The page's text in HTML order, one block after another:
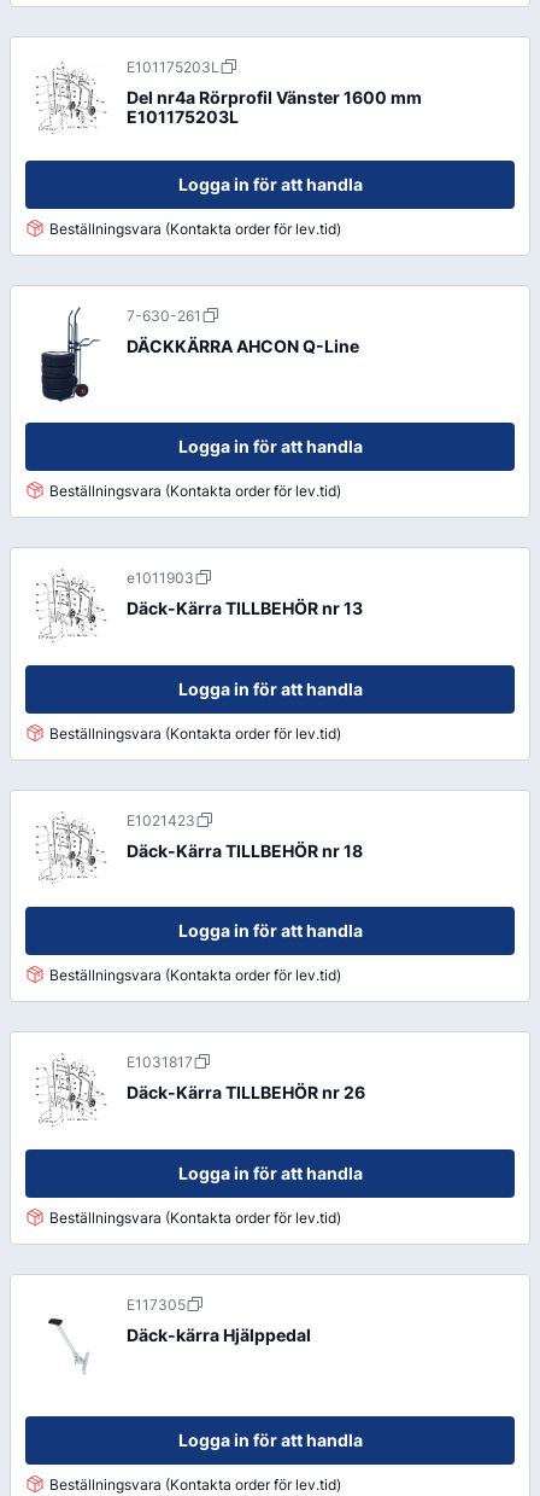
E101175203L
Del nr4a Rörprofil Vänster 1600 mm
E101175203L
Logga in för att handla
Beställningsvara (Kontakta order för lev.tid)
7-630-261
DÄCKKÄRRA AHCON Q-Line
Logga in för att handla
Beställningsvara (Kontakta order för lev.tid)
e1011903
Däck-Kärra TILLBEHÖR nr 13
Logga in för att handla
Beställningsvara (Kontakta order för lev.tid)
E1021423
Däck-Kärra TILLBEHÖR nr 18
Logga in för att handla
Beställningsvara (Kontakta order för lev.tid)
E1031817
Däck-Kärra TILLBEHÖR nr 26
Logga in för att handla
Beställningsvara (Kontakta order för lev.tid)
E117305
Däck-kärra Hjälppedal
Logga in för att handla
Beställningsvara (Kontakta order för lev.tid)